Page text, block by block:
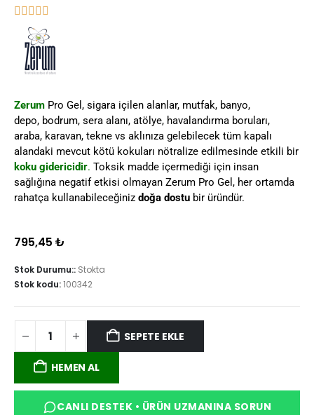
Zerum Pro Gel, sigara içilen alanlar, mutfak, banyo,
depo, bodrum, sera alanı, atölye, havalandırma boruları,
araba, karavan, tekne vs aklınıza gelebilecek tüm kapalı
alandaki mevcut kötü kokuları nötralize edilmesinde etkili bir
koku gidericidir. Toksik madde içermediği için insan
sağlığına negatif etkisi olmayan Zerum Pro Gel, her ortamda
rahatça kullanabileceğiniz doğa dostu bir üründür.
795,45 ₺
Stok Durumu:: Stokta
Stok kodu:100342
SEPETE EKLE
HEMEN AL
CANLI DESTEK • ÜRÜN UZMANINA SORUN